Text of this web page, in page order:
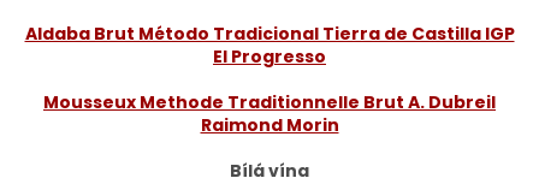
Aldaba Brut Método Tradicional Tierra de Castilla IGP
El Progresso
Mousseux Methode Traditionnelle Brut A. Dubreil
Raimond Morin
Bílá vína